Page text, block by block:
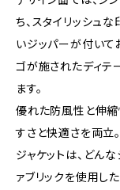
ち、スタイリッシュ
いジッパーが付いて
ゴが施されたディテ
ます。
優れた防風性と伸縮
すさと快適さを両立
ジャケットは、どん
ァブリックを使用し